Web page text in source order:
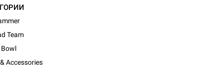
Team
Bowl
Accessories